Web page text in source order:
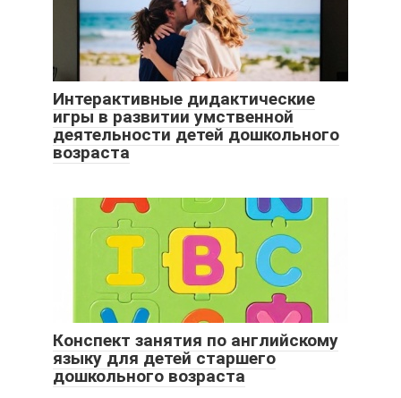
Интерактивные дидактические
игры в развитии умственной
деятельности детей дошкольного
возраста
Конспект занятия по английскому
языку для детей старшего
дошкольного возраста